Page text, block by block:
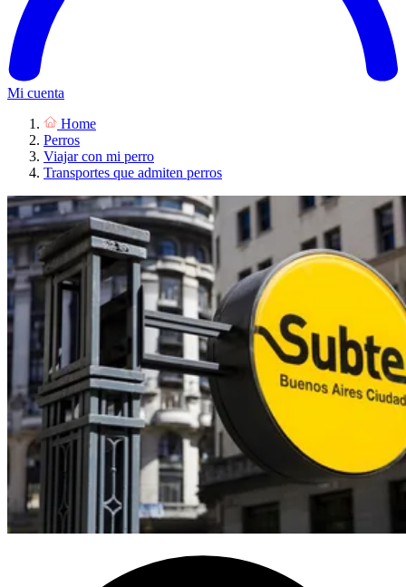
Mi cuenta
Home
Perros
Viajar con mi perro
Transportes que admiten perros